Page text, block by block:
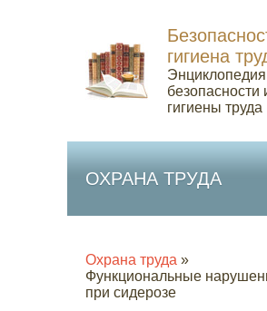
гигиена
Энциклопедия
безопасности
гигиены труда
ОХРАНА ТРУДА
Охрана труда »
Функциональные
при сидерозе